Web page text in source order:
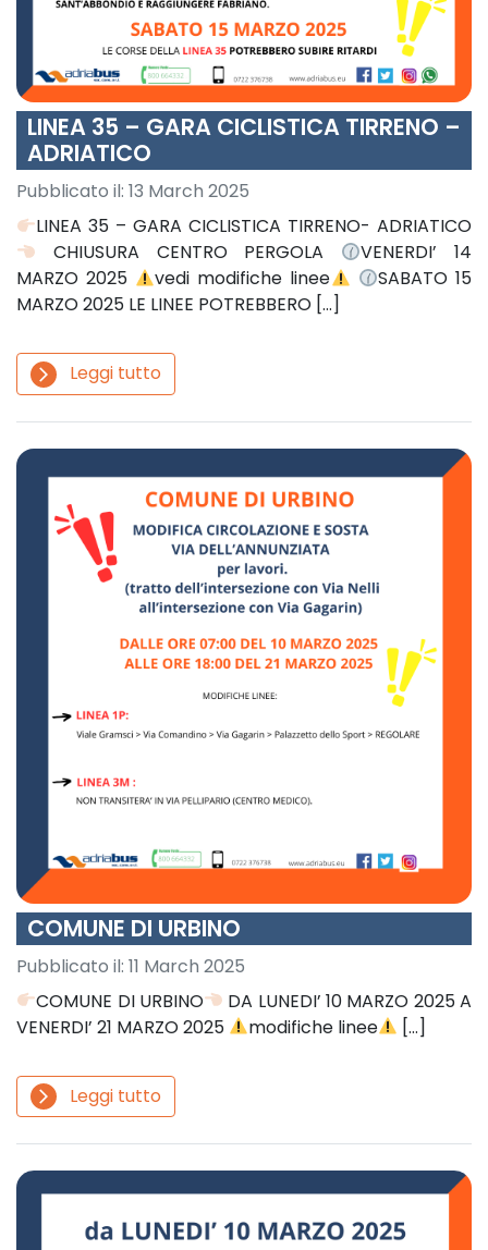
LINEA 35 – GARA CICLISTICA TIRRENO –
ADRIATICO
Pubblicato il: 13 March 2025
LINEA 35 – GARA CICLISTICA TIRRENO- ADRIATICO
CHIUSURA CENTRO PERGOLA
VENERDI’ 14
MARZO 2025
vedi modifiche linee
SABATO 15
MARZO 2025 LE LINEE POTREBBERO […]
arrow_forward_ios Leggi tutto
COMUNE DI URBINO
Pubblicato il: 11 March 2025
COMUNE DI URBINO
DA LUNEDI’ 10 MARZO 2025 A
VENERDI’ 21 MARZO 2025
modifiche linee […]
arrow_forward_ios Leggi tutto